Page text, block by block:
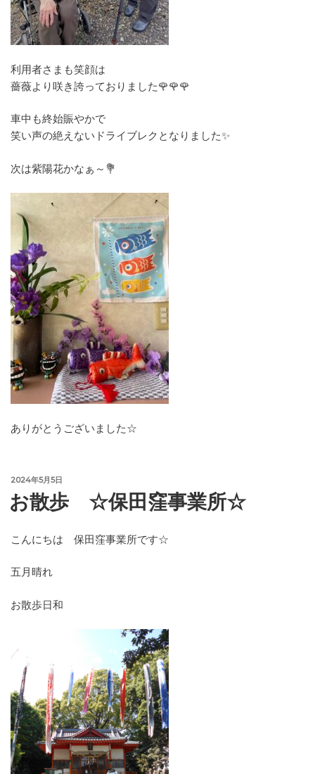
利用者さまも笑顔は
薔薇より咲き誇っておりました🌹🌹🌹
車中も終始賑やかで
笑い声の絶えないドライブレクとなりました✨
次は紫陽花かなぁ～💐
ありがとうございました☆
投
稿
日:
2024年5月5日
お散歩 ☆保田窪事業所☆
こんにちは 保田窪事業所です☆
五月晴れ
お散歩日和